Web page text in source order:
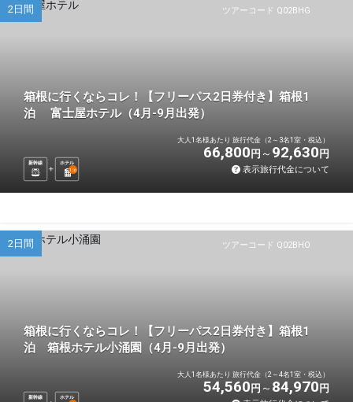
ツアーコード Q02BHG
2日間
箱根に行くならコレ！【フリーパス2日券付き】箱根1
泊 富士屋ホテル（4月-9月出発）
新幹線
ホテル
1 泊
大人1名様あたり 旅行代金（2～3名1室・税込）
66,800 円 92,630 円
表示旅行代金について
ツアーコード Q02BHO
2日間
箱根に行くならコレ！【フリーパス2日券付き】箱根1
泊 箱根ホテル小涌園（4月-9月出発）
新幹線
ホテル
大人1名様あたり 旅行代金（2～4名1室・税込）
54,560 円 84,970 円